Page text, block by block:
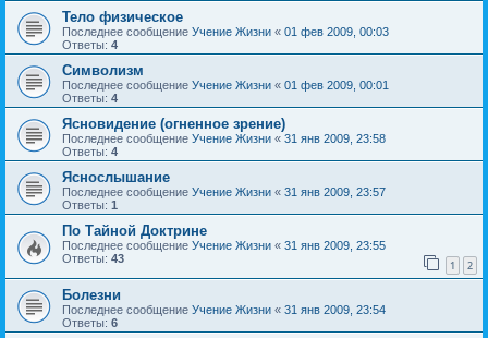
Тело физическое
Последнее сообщение Учение Жизни « 01 фев 2009, 00:03
Ответы: 4
Символизм
Последнее сообщение Учение Жизни « 01 фев 2009, 00:01
Ответы: 4
Ясновидение (огненное зрение)
Последнее сообщение Учение Жизни « 31 янв 2009, 23:58
Ответы: 4
Яснослышание
Последнее сообщение Учение Жизни « 31 янв 2009, 23:57
Ответы: 1
По Тайной Доктрине
Последнее сообщение Учение Жизни « 31 янв 2009, 23:55
Ответы: 43 1 2
Болезни
Последнее сообщение Учение Жизни « 31 янв 2009, 23:54
Ответы: 6